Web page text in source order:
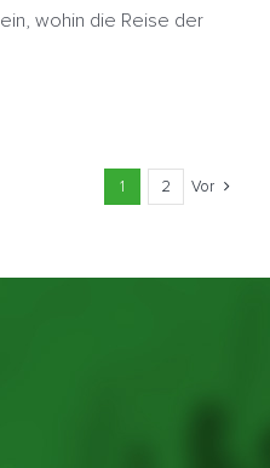
wohin die Reise der
1 2 Vor